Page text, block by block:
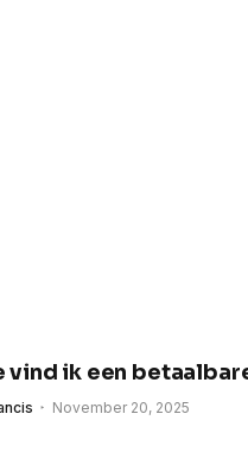
vind ik een
November 20, 2025